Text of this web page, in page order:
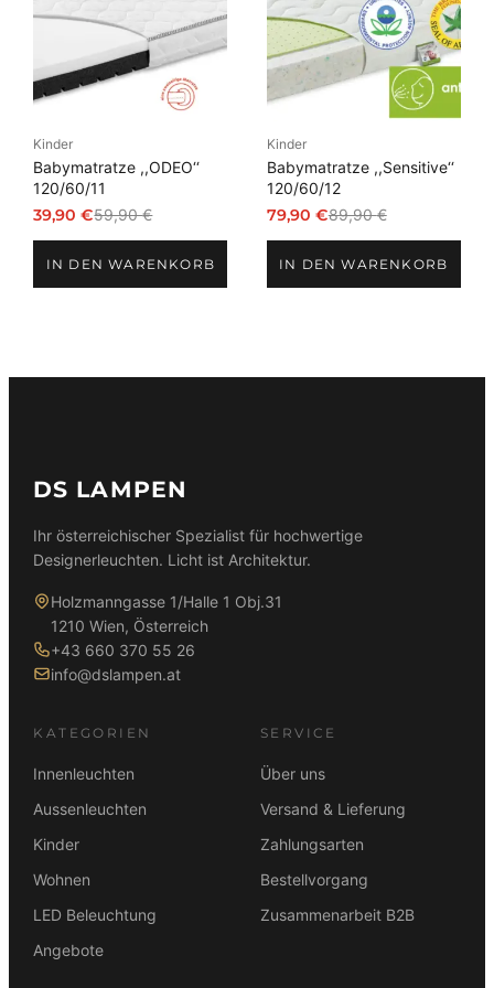
Kinder
Babymatratze ,,ODEO‘‘
120/60/11
59,90€
Ursprünglicher
war:
39,90€
Aktueller
ist:IN DEN WARENKORB
Kinder
Babymatratze ,,Sensitive‘‘
120/60/12
89,90€
Ursprünglicher
war:
79,90 €
Aktueller
ist:IN DEN WARENKORB
DS LAMPEN
Ihr österreichischer Spezialist für hochwertige
Designerleuchten. Licht ist Architektur.
Holzmanngasse 1/Halle 1 Obj.31
1210 Wien, Österreich
+43 660 370 55 26
info@dslampen.at
KATEGORIEN
Innenleuchten
Aussenleuchten
Kinder
Wohnen
LED Beleuchtung
Angebote
SERVICE
Über uns
Versand & Lieferung
Zahlungsarten
Bestellvorgang
Zusammenarbeit B2B